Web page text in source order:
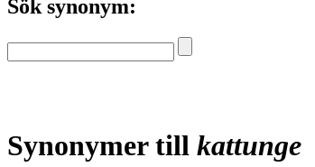
Sök synonym:
Synonymer till kattunge